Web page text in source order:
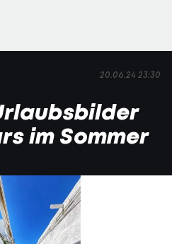
20.06.24 23:30
im Sommer